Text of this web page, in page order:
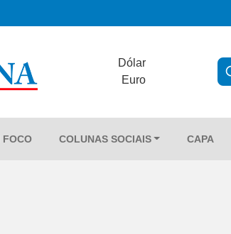
Dólar
Euro
FOCO COLUNAS SOCIAIS CAPA